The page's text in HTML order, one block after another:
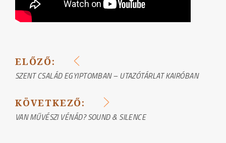
BEJEGYZÉS
NAVIGÁCIÓ
ELŐZŐ:
SZENT CSALÁD EGYIPTOMBAN – UTAZÓTÁRLAT KAIRÓBAN
KÖVETKEZŐ:
VAN MŰVÉSZI VÉNÁD? SOUND & SILENCE